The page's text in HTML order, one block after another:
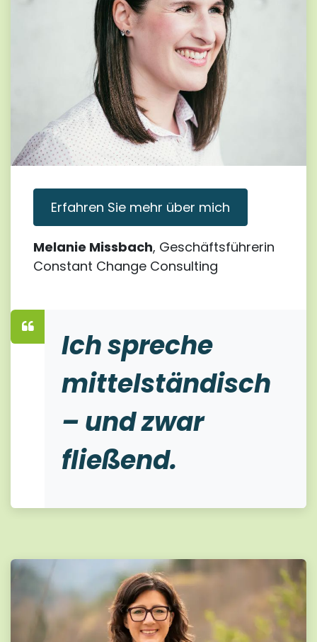
Erfahren Sie mehr über mich
Melanie Missbach, Geschäftsführerin
Constant Change Consulting
​Ich spreche
mittel­ständisch
– und zwar
fließend.